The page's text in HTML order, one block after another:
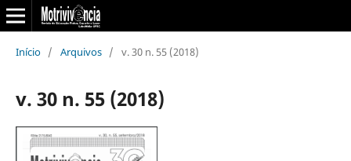
Início / Arquivos / v. 30 n. 55 (2018)
v. 30 n. 55 (2018)